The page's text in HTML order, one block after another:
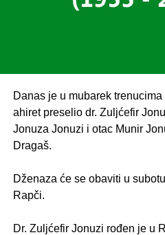
Danas je u mubarek
ahiret preselio dr. Zuljćefir
Jonuza Jonuzi i otac Munir
Dragaš.
Dženaza će se obaviti u
Rapči.
Dr. Zuljćefir Jonuzi rođen je u